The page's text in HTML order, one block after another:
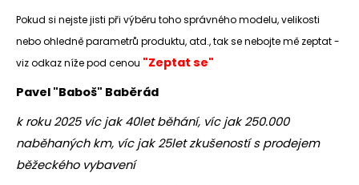
Pokud si nejste jisti při výběru toho správného modelu, velikosti
nebo ohledně parametrů produktu, atd., tak se nebojte mě zeptat -
viz odkaz níže pod cenou "Zeptat se"
Pavel "Baboš" Baběrád
k roku 2025 víc jak 40let běhání, víc jak 250.000
naběhaných km, víc jak 25let zkušeností s prodejem
běžeckého vybavení
HLEDAT
D
o
p
o